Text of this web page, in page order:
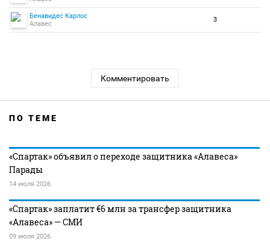
Бенавидес Карлос
Алавес
3
Комментировать
ПО ТЕМЕ
«Спартак» объявил о переходе защитника «Алавеса»
Парады
14 июля 2026
«Спартак» заплатит €6 млн за трансфер защитника
«Алавеса» — СМИ
09 июля 2026